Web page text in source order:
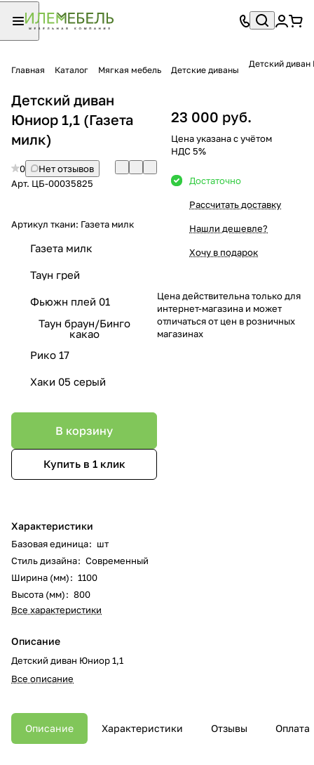
Главная Каталог Мягкая мебель Детские диваны
Детский диван
Детский диван
Юниор 1,1 (Газета
милк)
0
Нет отзывов
Арт. ЦБ-00035825
Артикул ткани: Газета милк
Газета милк
Таун грей
Фьюжн плей 01
Таун браун/Бинго
какао
Рико 17
Хаки 05 серый
В корзину
Купить в 1 клик
Характеристики
Базовая единица: шт
Стиль дизайна: Современный
Ширина (мм): 1100
Высота (мм): 800
Все характеристики
Описание
Детский диван Юниор 1,1
Все описание
23 000 руб.
Цена указана с учётом
НДС 5%
Достаточно
Рассчитать доставку
Нашли дешевле?
Хочу в подарок
Цена действительна только для
интернет-магазина и может
отличаться от цен в розничных
магазинах
Описание Характеристики Отзывы Оплата